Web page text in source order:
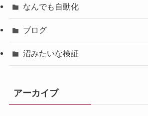
なんでも自動化
ブログ
沼みたいな検証
アーカイブ